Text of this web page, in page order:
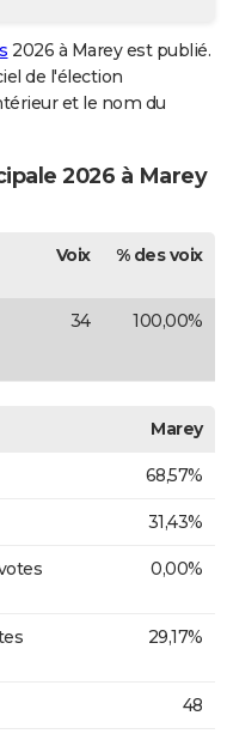
2026 à Marey est publié.
de l'élection
et le nom du
2026 à Marey
Voix % des voix
34 100,00%
Marey
68,57%
31,43%
0,00%
29,17%
48